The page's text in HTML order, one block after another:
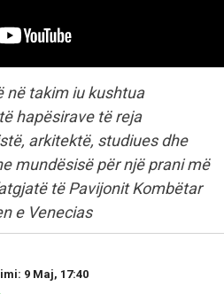
në takim iu kushtua
hapësirave të reja
arkitektë, studiues dhe
mundësisë për një prani më
të Pavijonit Kombëtar
e Venecias
9 Maj, 17:40